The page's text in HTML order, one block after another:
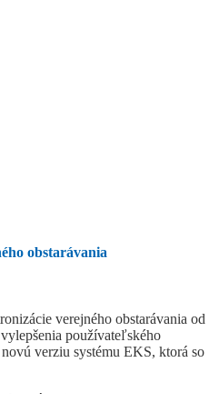
obstarávania
verejného obstarávania od
používateľského
verziu systému EKS, ktorá so